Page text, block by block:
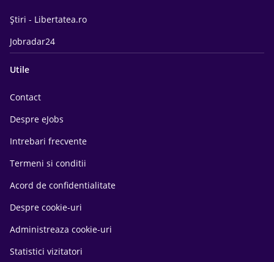
Știri - Libertatea.ro
Jobradar24
Utile
Contact
Despre eJobs
Intrebari frecvente
Termeni si conditii
Acord de confidentialitate
Despre cookie-uri
Administreaza cookie-uri
Statistici vizitatori